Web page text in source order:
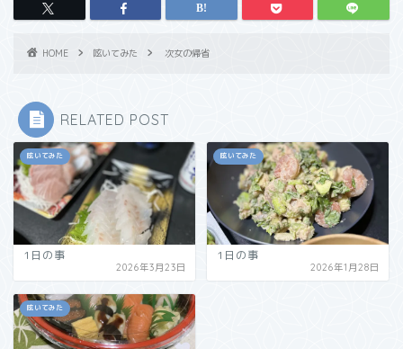
HOME 呟いてみた 次女の帰省
RELATED POST
呟いてみた
1日の事
2026年3月23日
呟いてみた
1日の事
2026年1月28日
呟いてみた